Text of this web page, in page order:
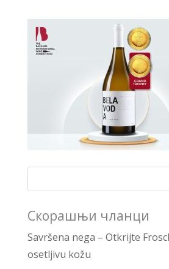
Скорашњи чланци
Savršena nega – Otkrijte
osetljivu kožu